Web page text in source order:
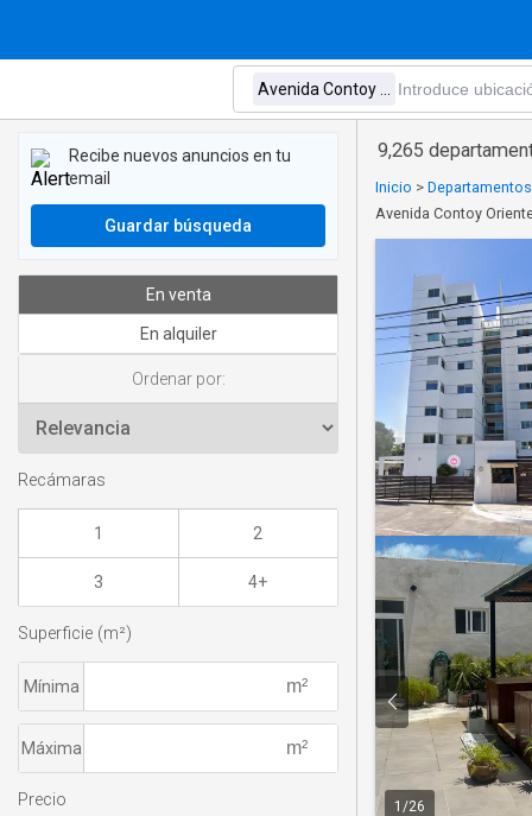
9,265
Inicio >
Avenida Contoy
1 /26
Recibe nuevos anuncios en tu
email
Guardar búsqueda
En venta
En alquiler
Ordenar por:
Recámaras
1 2
3 4+
Superficie (m²)
Mínima
Máxima
Precio